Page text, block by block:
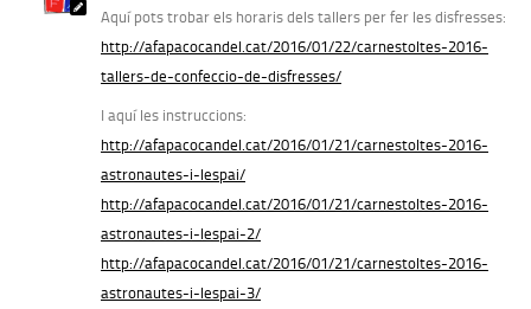
Aquí pots trobar els horaris dels tallers per fer les disfresses:
http://afapacocandel.cat/2016/01/22/carnestoltes-2016-
tallers-de-confeccio-de-disfresses/
I aquí les instruccions:
http://afapacocandel.cat/2016/01/21/carnestoltes-2016-
astronautes-i-lespai/
http://afapacocandel.cat/2016/01/21/carnestoltes-2016-
astronautes-i-lespai-2/
http://afapacocandel.cat/2016/01/21/carnestoltes-2016-
astronautes-i-lespai-3/